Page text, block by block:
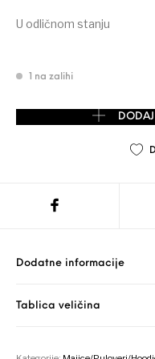
U odličnom stanju
1 na zalihi
URBAN SPIRIT muška
Dodatne informacije
Tablica veličina